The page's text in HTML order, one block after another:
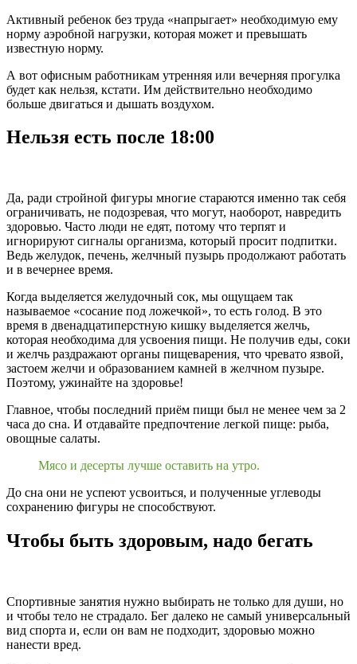
Активный ребенок без труда «напрыгает» необходимую ему
норму аэробной нагрузки, которая может и превышать
известную норму.
А вот офисным работникам утренняя или вечерняя прогулка
будет как нельзя, кстати. Им действительно необходимо
больше двигаться и дышать воздухом.
Нельзя есть после 18:00
Да, ради стройной фигуры многие стараются именно так себя
ограничивать, не подозревая, что могут, наоборот, навредить
здоровью. Часто люди не едят, потому что терпят и
игнорируют сигналы организма, который просит подпитки.
Ведь желудок, печень, желчный пузырь продолжают работать
и в вечернее время.
Когда выделяется желудочный сок, мы ощущаем так
называемое «сосание под ложечкой», то есть голод. В это
время в двенадцатиперстную кишку выделяется желчь,
которая необходима для усвоения пищи. Не получив еды, соки
и желчь раздражают органы пищеварения, что чревато язвой,
застоем желчи и образованием камней в желчном пузыре.
Поэтому, ужинайте на здоровье!
Главное, чтобы последний приём пищи был не менее чем за 2
часа до сна. И отдавайте предпочтение легкой пище: рыба,
овощные салаты.
Мясо и десерты лучше оставить на утро.
До сна они не успеют усвоиться, и полученные углеводы
сохранению фигуры не способствуют.
Чтобы быть здоровым, надо бегать
Спортивные занятия нужно выбирать не только для души, но
и чтобы тело не страдало. Бег далеко не самый универсальный
вид спорта и, если он вам не подходит, здоровью можно
нанести вред.